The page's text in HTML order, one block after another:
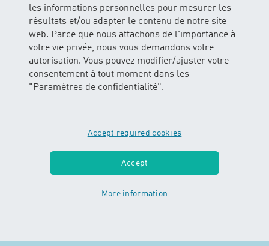
les informations personnelles pour mesurer les
résultats et/ou adapter le contenu de notre site
web. Parce que nous attachons de l'importance à
votre vie privée, nous vous demandons votre
autorisation. Vous pouvez modifier/ajuster votre
consentement à tout moment dans les
"Paramètres de confidentialité".
Accept required cookies
Accept
More information
cours, mais avant le début du cours, 50%
Après le début du cours, la totalité des frais
de cours est due
Le retrait d'une inscription doit dans tous les cas être
effectué par écrit (p. ex. par e-mail à
remboursement. Une annulations ne peut pas
s'effectuer par l'intermédiaire de l'un de nos
moniteurs ou monitrices.